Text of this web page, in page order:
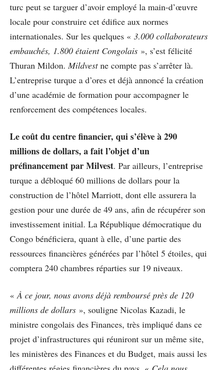
turc peut se targuer d’avoir employé la main-d’œuvre
locale pour construire cet édifice aux normes
internationales. Sur les quelques « 3.000 collaborateurs
embauchés, 1.800 étaient Congolais », s’est félicité
Thuran Mildon. Mildvestne compte pas s’arrêter là.
L’entreprise turque a d’ores et déjà annoncé la création
d’une académie de formation pour accompagner le
renforcement des compétences locales.
Le coût du centre financier, qui s’élève à 290
millions de dollars, a fait l’objet d’un
préfinancement par Milvest. Par ailleurs, l’entreprise
turque a débloqué 60 millions de dollars pour la
construction de l’hôtel Marriott, dont elle assurera la
gestion pour une durée de 49 ans, afin de récupérer son
investissement initial. La République démocratique du
Congo bénéficiera, quant à elle, d’une partie des
ressources financières générées par l’hôtel 5 étoiles, qui
comptera 240 chambres réparties sur 19 niveaux.
« À ce jour, nous avons déjà remboursé près de 120
millions de dollars », souligne Nicolas Kazadi, le
ministre congolais des Finances, très impliqué dans ce
projet d’infrastructures qui réuniront sur un même site,
les ministères des Finances et du Budget, mais aussi les